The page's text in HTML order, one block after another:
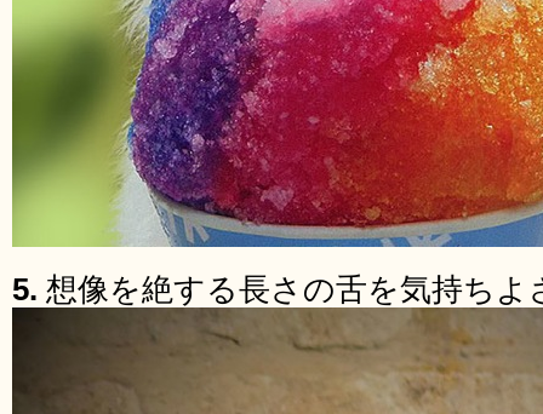
5. 想像を絶する長さの舌を気持ち